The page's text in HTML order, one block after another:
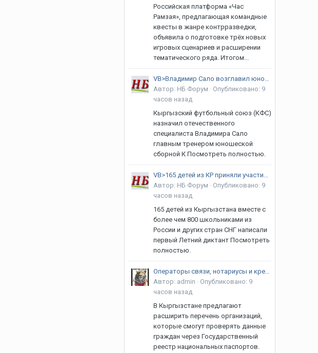
Российская платформа «Час
Рамзая», предлагающая командные
квесты в жанре контрразведки,
объявила о подготовке трёх новых
игровых сценариев и расширении
тематического ряда. Итогом...
VB>Владимир Сало возглавил юношескую сборную Кыргызстана по футболу U-15
Автор: НБ Форум · Опубликовано: 9
часов назад
Кыргызский футбольный союз (КФС)
назначил отечественного
специалиста Владимира Сало
главным тренером юношеской
сборной К Посмотреть полностью.
VB>165 детей из КР приняли участие в Летнем диктанте по кибербезопасности
Автор: НБ Форум · Опубликовано: 9
часов назад
165 детей из Кыргызстана вместе с
более чем 800 школьниками из
России и других стран СНГ написали
первый Летний диктант Посмотреть
полностью.
Операторы связи, нотариусы и кредитные бюро смогут проверять паспорта
Автор: admin · Опубликовано: 9
часов назад
В Кыргызстане предлагают
расширить перечень организаций,
которые смогут проверять данные
граждан через Государственный
реестр национальных паспортов.